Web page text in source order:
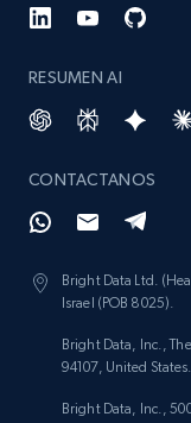
RESUMEN AI
CONTACTANOS
Bright Data Ltd.
Israel (POB 8025).
Bright Data, Inc.,
94107, United States.
Bright Data, Inc.,